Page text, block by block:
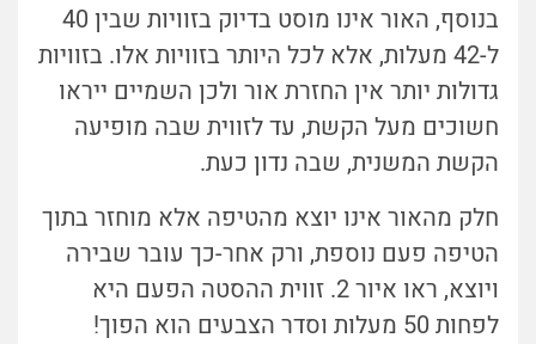
בנוסף, האור אינו מוסט בדיוק בזוויות שבין 40
ל-42 מעלות, אלא לכל היותר בזוויות אלו. בזוויות
גדולות יותר אין החזרת אור ולכן השמיים ייראו
חשוכים מעל הקשת, עד לזווית שבה מופיעה
הקשת המשנית, שבה נדון כעת.
חלק מהאור אינו יוצא מהטיפה אלא מוחזר בתוך
הטיפה פעם נוספת, ורק אחר-כך עובר שבירה
ויוצא, ראו איור 2. זווית ההסטה הפעם היא
לפחות 50 מעלות וסדר הצבעים הוא הפוך!